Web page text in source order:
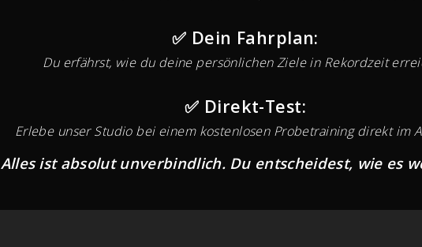
✅ Dein Fahrplan:
Du erfährst, wie du deine persönlichen Ziele in Rekordzeit
✅ Direkt-Test:
Erlebe unser Studio bei einem kostenlosen Probetraining direkt im
Alles ist absolut unverbindlich. Du entscheidest, wie es